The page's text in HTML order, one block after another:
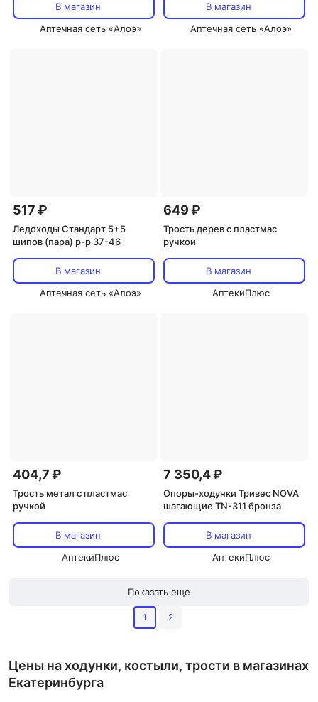
В магазин
Аптечная сеть «Алоэ»
В магазин
Аптечная сеть «Алоэ»
517 ₽
Ледоходы Стандарт 5+5
шипов (пара) р-р 37-46
В магазин
Аптечная сеть «Алоэ»
649 ₽
Трость дерев с пластмас
ручкой
В магазин
АптекиПлюс
404,7 ₽
Трость метал с пластмас
ручкой
В магазин
АптекиПлюс
7 350,4 ₽
Опоры-ходунки Тривес NOVA
шагающие TN-311 бронза
В магазин
АптекиПлюс
Показать еще
1 2
Цены на ходунки, костыли, трости в магазинах
Екатеринбурга